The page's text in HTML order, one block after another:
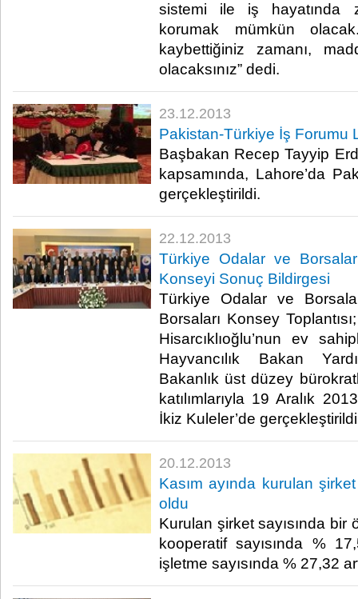
sistemi ile iş hayatında
korumak mümkün
kaybettiğiniz zamanı,
olacaksınız” dedi.​
23.12.2013
Pakistan-Türkiye İş Forumu
Başbakan Recep Tayyip
kapsamında, Lahore’da
gerçekleştirildi. ​
22.12.2013
Türkiye Odalar ve
Konseyi Sonuç Bildirgesi
Türkiye Odalar ve
Borsaları Konsey
Hisarcıklıoğlu’nun ev
Hayvancılık Bakan
Bakanlık üst düzey
katılımlarıyla 19 Aralık
İkiz Kuleler’de
20.12.2013
Kasım ayında kurulan
oldu
Kurulan şirket sayısında
kooperatif sayısında %
işletme sayısında % 27,32